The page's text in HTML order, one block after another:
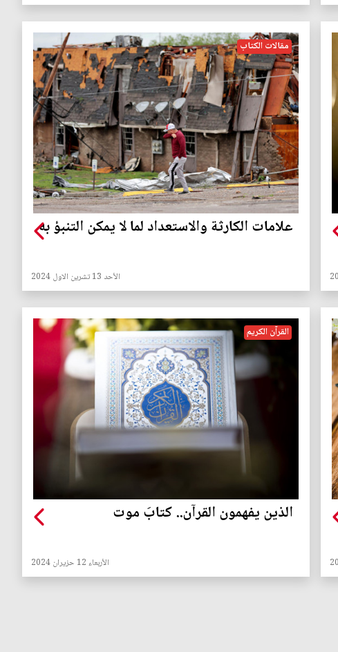
مقالات الكتاب
علامات الكارثة والاستعداد لما لا يمكن التنبؤ به
الأحد 13 تشرين الاول 2024
القرآن الكريم
الذين يفهمون القرآن.. كتابَ موت
الأربعاء 12 حزيران 2024